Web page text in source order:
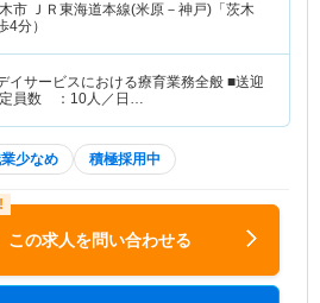
市 ＪＲ東海道本線(米原－神戸)「茨木
4分）
イサービスにおける療育業務全般 ■送迎
定員数 ：10人／日…
少なめ 積極採用中
この求人を問い合わせる